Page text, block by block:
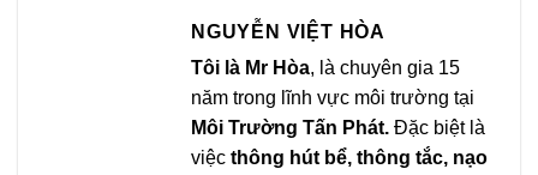
NGUYỄN VIỆT HÒA
Tôi là Mr Hòa, là chuyên gia 15
năm trong lĩnh vực môi trường tại
Môi Trường Tấn Phát. Đặc biệt là
việc thông hút bể, thông tắc, nạo